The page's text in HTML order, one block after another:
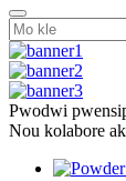
Pwodwi
Nou kolabore